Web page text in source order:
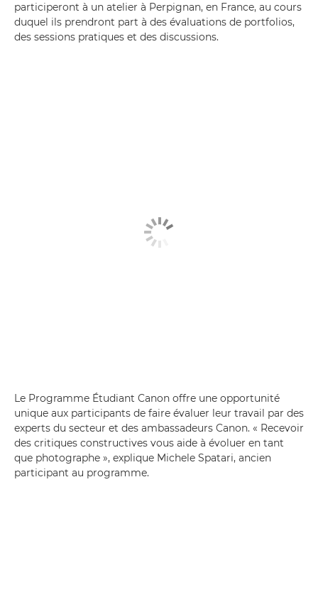
participeront à un atelier à Perpignan, en France, au cours
duquel ils prendront part à des évaluations de portfolios,
des sessions pratiques et des discussions.
Le Programme Étudiant Canon offre une opportunité
unique aux participants de faire évaluer leur travail par des
experts du secteur et des ambassadeurs Canon. « Recevoir
des critiques constructives vous aide à évoluer en tant
que photographe », explique Michele Spatari, ancien
participant au programme.